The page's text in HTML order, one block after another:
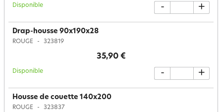
Disponible - +
Drap-housse 90x190x28
ROUGE 323819
35,90 €
Disponible - +
Housse de couette 140x200
ROUGE 323837